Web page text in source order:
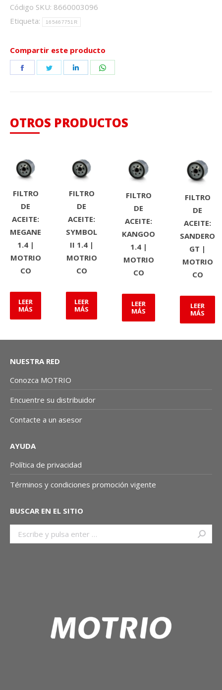
Código SKU: 8660003096
Etiqueta:
165467751R
Compartir este producto
Share
Share
Share
OTROS PRODUCTOS
FILTRO
DE
ACEITE:
MEGANE
1.4 |
MOTRIO
CO
LEER
MÁS
FILTRO
DE
ACEITE:
SYMBOL
II 1.4 |
MOTRIO
CO
LEER
MÁS
FILTRO
DE
ACEITE:
KANGOO
1.4 |
MOTRIO
CO
LEER
MÁS
FILTRO
DE
ACEITE:
SANDERO
GT |
MOTRIO
CO
LEER
MÁS
NUESTRA RED
Conozca MOTRIO
Encuentre su distribuidor
Contacte a un asesor
AYUDA
Política de privacidad
Términos y condiciones promoción vigente
BUSCAR EN EL SITIO